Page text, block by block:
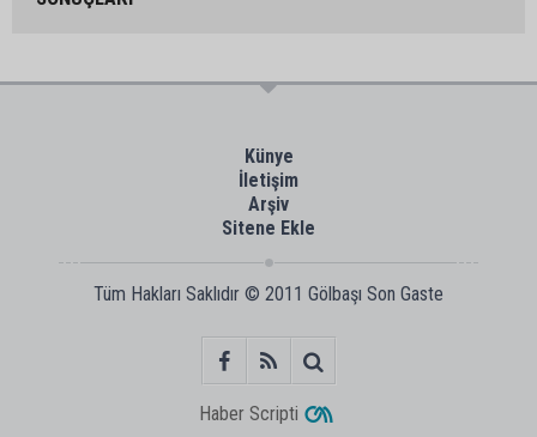
Künye
İletişim
Arşiv
Sitene Ekle
Tüm Hakları Saklıdır © 2011 Gölbaşı Son Gaste
Haber Scripti